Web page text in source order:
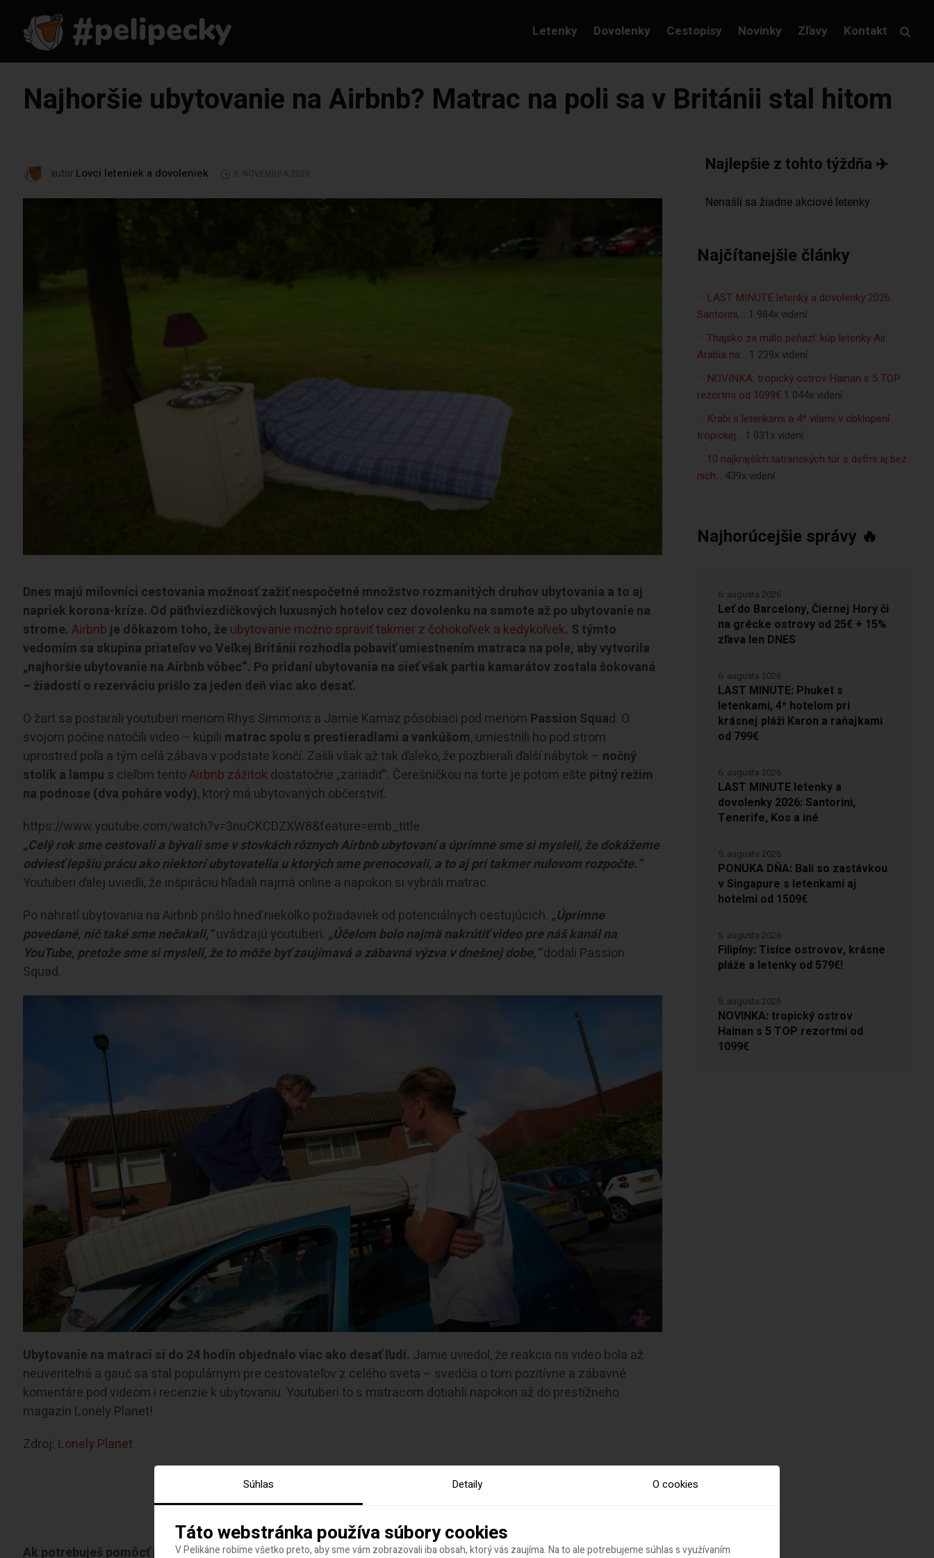
Letenky Dovolenky Cestopisy Novinky Zľavy Kontakt
Najhoršie ubytovanie na Airbnb? Matrac na poli sa v Británii stal hitom
autor Lovci leteniek a dovoleniek 5. NOVEMBRA 2020
Dnes majú milovníci cestovania možnosť zažiť nespočetné množstvo rozmanitých druhov ubytovania a to aj
napriek korona-kríze. Od päťhviezdičkových luxusných hotelov cez dovolenku na samote až po ubytovanie na
strome.Airbnb je dôkazom toho, že ubytovanie možno spraviť takmer z čohokoľvek a kedykoľvek. S týmto
vedomím sa skupina priateľov vo Veľkej Británii rozhodla pobaviť umiestnením matraca na pole, aby vytvorila
„najhoršie ubytovanie na Airbnb vôbec“. Po pridaní ubytovania na sieť však partia kamarátov zostala šokovaná
– žiadostí o rezerváciu prišlo za jeden deň viac ako desať.
O žart sa postarali youtuberi menom Rhys Simmons a Jamie Kamaz pôsobiaci pod menom Passion Squad. O
svojom počine natočili video – kúpili matrac spolu s prestieradlami a vankúšom, umiestnili ho pod strom
uprostred poľa a tým celá zábava v podstate končí. Zašli však až tak ďaleko, že pozbierali ďalší nábytok – nočný
stolík a lampu s cieľom tentoAirbnb zážitok dostatočne „zariadiť“. Čerešničkou na torte je potom ešte pitný režim
na podnose (dva poháre vody), ktorý má ubytovaných občerstviť.
https://www.youtube.com/watch?v=3nuCKCDZXW8&feature=emb_title
„Celý rok sme cestovali a bývali sme v stovkách rôznych Airbnb ubytovaní a úprimne sme si mysleli, že dokážeme
odviesť lepšiu prácu ako niektorí ubytovatelia u ktorých sme prenocovali, a to aj pri takmer nulovom rozpočte.“
Youtuberi ďalej uviedli, že inšpiráciu hľadali najmä online a napokon si vybrali matrac.
Po nahratí ubytovania na Airbnb prišlo hneď niekoľko požiadaviek od potenciálnych cestujúcich. „Úprimne
povedané, nič také sme nečakali,“uvádzajú youtuberi. „Účelom bolo najmä nakrútiť video pre náš kanál na
YouTube, pretože sme si mysleli, že to môže byť zaujímavá a zábavná výzva v dnešnej dobe,“dodali Passion
Squad.
Ubytovanie na matraci si do 24 hodín objednalo viac ako desať ľudí. Jamie uviedol, že reakcia na video bola až
neuveriteľná a gauč sa stal populárnym pre cestovateľov z celého sveta – svedčia o tom pozitívne a zábavné
komentáre pod videom i recenzie k ubytovaniu. Youtuberi to s matracom dotiahli napokon až do prestížneho
magazín Lonely Planet!
Zdroj: Lonely Planet
Ak potrebuješ pomôcť pri výbere destinácie či leteckej spoločnosti, zorientovať sa v ponuke a dostať
Najlepšie z tohto týždňa ✈️
Najčítanejšie články
LAST MINUTE letenky a dovolenky 2026:
Santorini,… 1 984x videní
Thajsko za málo peňazí: kúp letenky Air
Arabia na… 1 239x videní
NOVINKA: tropický ostrov Hainan s 5 TOP
rezortmi od 1099€ 1 044x videní
Krabi s letenkami a 4* vilami v obklopení
tropickej… 1 031x videní
10 najkrajších tatranských túr s deťmi aj bez
nich… 439x videní
Najhorúcejšie správy 🔥
Leť do Barcelony, Čiernej Hory či
na grécke ostrovy od 25€ + 15%
zľava len DNES
6. augusta 2026
LAST MINUTE: Phuket s
letenkami, 4* hotelom pri
krásnej pláži Karon a raňajkami
od 799€
6. augusta 2026
LAST MINUTE letenky a
dovolenky 2026: Santorini,
Tenerife, Kos a iné
6. augusta 2026
PONUKA DŇA: Bali so zastávkou
v Singapure s letenkami aj
hotelmi od 1509€
5. augusta 2026
Filipíny: Tisíce ostrovov, krásne
pláže a letenky od 579€!
5. augusta 2026
NOVINKA: tropický ostrov
Hainan s 5 TOP rezortmi od
1099€
5. augusta 2026
Súhlas Detaily O cookies
Táto webstránka používa súbory cookies
V Pelikáne robíme všetko preto, aby sme vám zobrazovali iba obsah, ktorý vás zaujíma. Na to ale potrebujeme súhlas s využívaním